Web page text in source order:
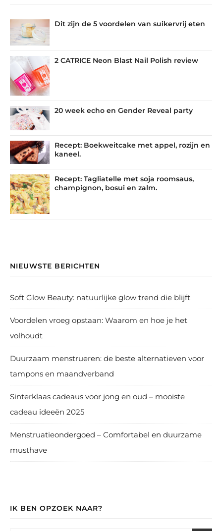
Dit zijn de 5 voordelen van suikervrij eten
2 CATRICE Neon Blast Nail Polish review
20 week echo en Gender Reveal party
Recept: Boekweitcake met appel, rozijn en
kaneel.
Recept: Tagliatelle met soja roomsaus,
champignon, bosui en zalm.
NIEUWSTE BERICHTEN
Soft Glow Beauty: natuurlijke glow trend die blijft
Voordelen vroeg opstaan: Waarom en hoe je het
volhoudt
Duurzaam menstrueren: de beste alternatieven voor
tampons en maandverband
Sinterklaas cadeaus voor jong en oud – mooiste
cadeau ideeën 2025
Menstruatieondergoed – Comfortabel en duurzame
musthave
IK BEN OPZOEK NAAR?